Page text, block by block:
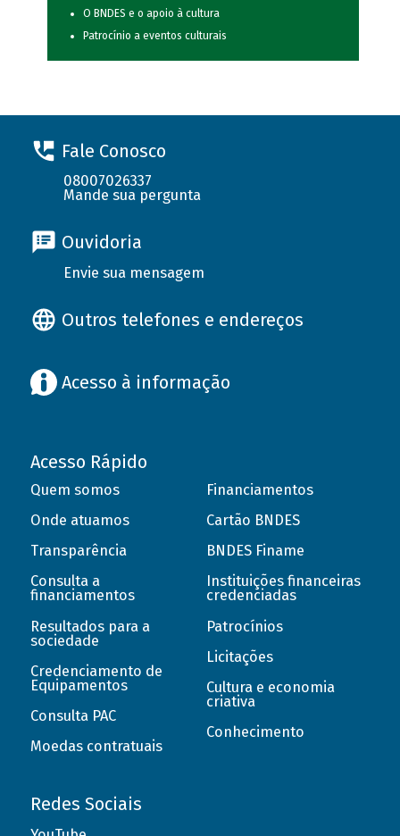
O BNDES e o apoio à cultura
Patrocínio a eventos culturais
Fale Conosco
08007026337
Mande sua pergunta
Ouvidoria
Envie sua mensagem
Outros telefones e endereços
Acesso à informação
Acesso Rápido
Quem somos
Onde atuamos
Transparência
Consulta a
financiamentos
Resultados para a
sociedade
Credenciamento de
Equipamentos
Consulta PAC
Moedas contratuais
Financiamentos
Cartão BNDES
BNDES Finame
Instituições financeiras
credenciadas
Patrocínios
Licitações
Cultura e economia
criativa
Conhecimento
Redes Sociais